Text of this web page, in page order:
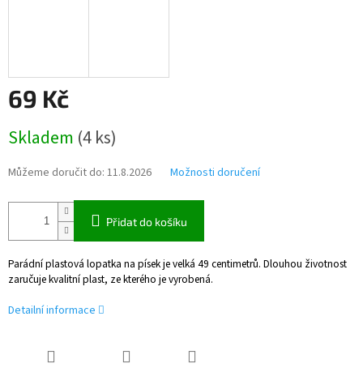
69 Kč
cena:
Skladem (4 ks)
Můžeme doručit do: 11.8.2026 Možnosti doručení
Přidat do košíku
Parádní plastová lopatka na písek je velká 49 centimetrů. Dlouhou životnost
zaručuje kvalitní plast, ze kterého je vyrobená.
Detailní informace